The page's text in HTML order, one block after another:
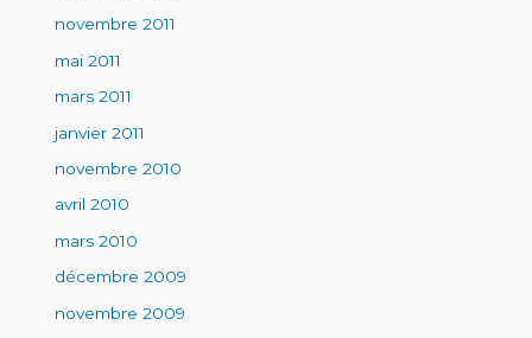
novembre 2011
mai 2011
mars 2011
janvier 2011
novembre 2010
avril 2010
mars 2010
décembre 2009
novembre 2009